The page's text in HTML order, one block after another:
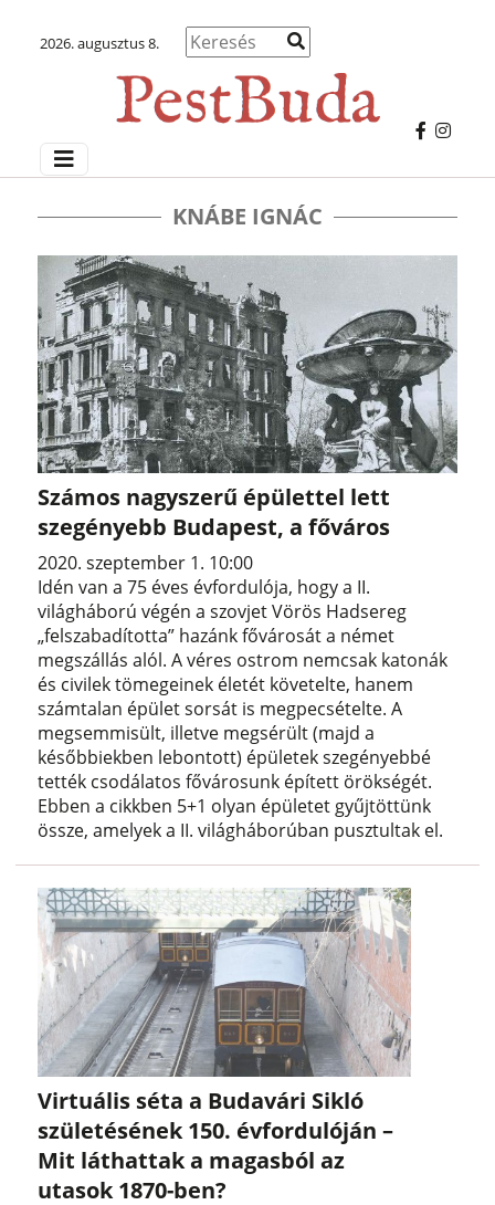
2026. augusztus 8.
KNÁBE IGNÁC
Számos nagyszerű épülettel lett
szegényebb Budapest, a főváros
2020. szeptember 1. 10:00
Idén van a 75 éves évfordulója, hogy a II.
világháború végén a szovjet Vörös Hadsereg
„felszabadította” hazánk fővárosát a német
megszállás alól. A véres ostrom nemcsak katonák
és civilek tömegeinek életét követelte, hanem
számtalan épület sorsát is megpecsételte. A
megsemmisült, illetve megsérült (majd a
későbbiekben lebontott) épületek szegényebbé
tették csodálatos fővárosunk épített örökségét.
Ebben a cikkben 5+1 olyan épületet gyűjtöttünk
össze, amelyek a II. világháborúban pusztultak el.
Virtuális séta a Budavári Sikló
születésének 150. évfordulóján –
Mit láthattak a magasból az
utasok 1870-ben?